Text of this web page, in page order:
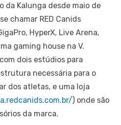
da Kalunga desde maio de
chamar RED Canids
HyperX, Live Arena,
gaming house na V.
dois estúdios para
necessária para o
dos atletas, e uma loja
) onde são
da marca.